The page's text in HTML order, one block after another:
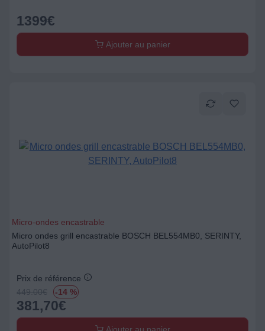
1399€
Ajouter au panier
Micro-ondes encastrable
Micro ondes grill encastrable BOSCH BEL554MB0, SERINTY,
AutoPilot8
Prix de référence
449.00€ -14 %
381,70€